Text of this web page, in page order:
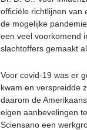
officiële richtlijnen van
de mogelijke
een veel voorkomend
slachtoffers gemaakt
Voor covid-19 was er
kwam en verspreidde
daarom de
eigen aanbevelingen
Sciensano een